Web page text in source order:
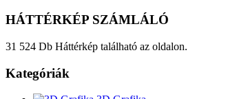
HÁTTÉRKÉP SZÁMLÁLÓ
31 524 Db Háttérkép található az oldalon.
Kategóriák